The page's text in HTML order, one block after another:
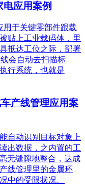
应用案例
用于关键零部件跟载
贴上工业载码体，里
抵达工位之际，部署
会自动去扫描标
行系统，也就是
产线管理应用案
自动识别目标对象上
出数据，之内置的工
无缝隙地整合，达成
线管理里的金属环
中的受限状况。